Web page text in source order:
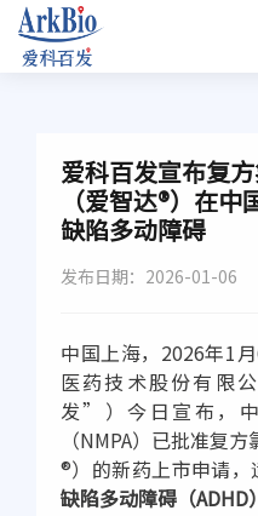
爱科百发宣布复
（爱智达®）在
缺陷多动障碍
发布日期：2026-01-06
中国上海，2026年1
医药技术股份有限
发”）今日宣布，
（NMPA）已批准复
®）的新药上市申请，
缺陷多动障碍（ADHD